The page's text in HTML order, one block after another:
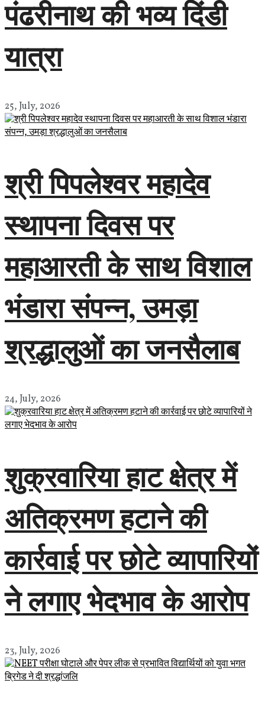
पंढरीनाथ की भव्य दिंडी
यात्रा
25, July, 2026
श्री पिपलेश्वर महादेव
स्थापना दिवस पर
महाआरती के साथ विशाल
भंडारा संपन्न, उमड़ा
श्रद्धालुओं का जनसैलाब
24, July, 2026
शुक्रवारिया हाट क्षेत्र में
अतिक्रमण हटाने की
कार्रवाई पर छोटे व्यापारियों
ने लगाए भेदभाव के आरोप
23, July, 2026